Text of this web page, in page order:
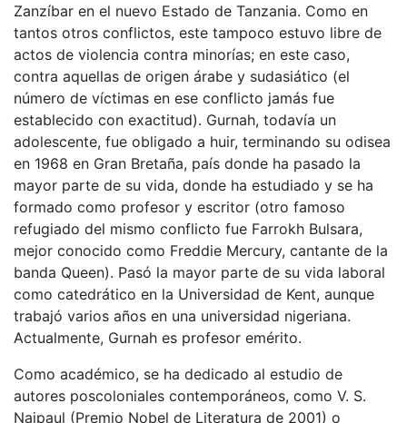
Zanzíbar en el nuevo Estado de Tanzania. Como en
tantos otros conflictos, este tampoco estuvo libre de
actos de violencia contra minorías; en este caso,
contra aquellas de origen árabe y sudasiático (el
número de víctimas en ese conflicto jamás fue
establecido con exactitud). Gurnah, todavía un
adolescente, fue obligado a huir, terminando su odisea
en 1968 en Gran Bretaña, país donde ha pasado la
mayor parte de su vida, donde ha estudiado y se ha
formado como profesor y escritor (otro famoso
refugiado del mismo conflicto fue Farrokh Bulsara,
mejor conocido como Freddie Mercury, cantante de la
banda Queen). Pasó la mayor parte de su vida laboral
como catedrático en la Universidad de Kent, aunque
trabajó varios años en una universidad nigeriana.
Actualmente, Gurnah es profesor emérito.
Como académico, se ha dedicado al estudio de
autores poscoloniales contemporáneos, como V. S.
Naipaul (Premio Nobel de Literatura de 2001) o